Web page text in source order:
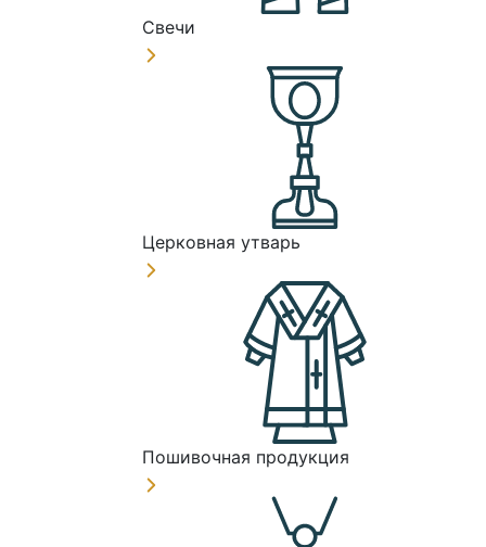
Свечи
Церковная утварь
Пошивочная продукция